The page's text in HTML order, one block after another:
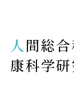
入学案内
Admission
人間総合科学 心身健
康科学